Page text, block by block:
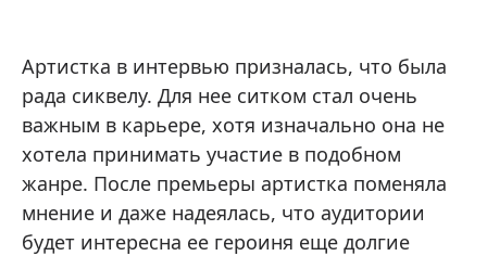
Артистка в интервью призналась, что была
рада сиквелу. Для нее ситком стал очень
важным в карьере, хотя изначально она не
хотела принимать участие в подобном
жанре. После премьеры артистка поменяла
мнение и даже надеялась, что аудитории
будет интересна ее героиня еще долгие